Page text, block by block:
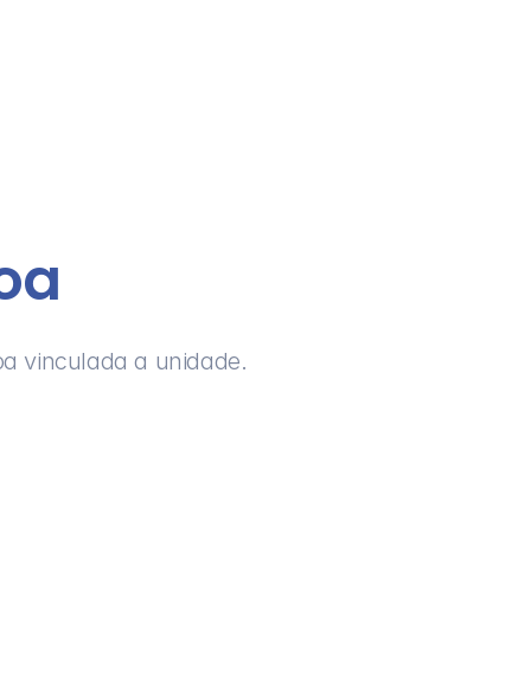
vinculada a unidade.